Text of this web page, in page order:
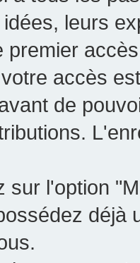
leurs
premier
accès
de
sur l'option
déjà